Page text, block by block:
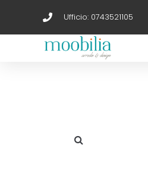
Ufficio: 0743521105